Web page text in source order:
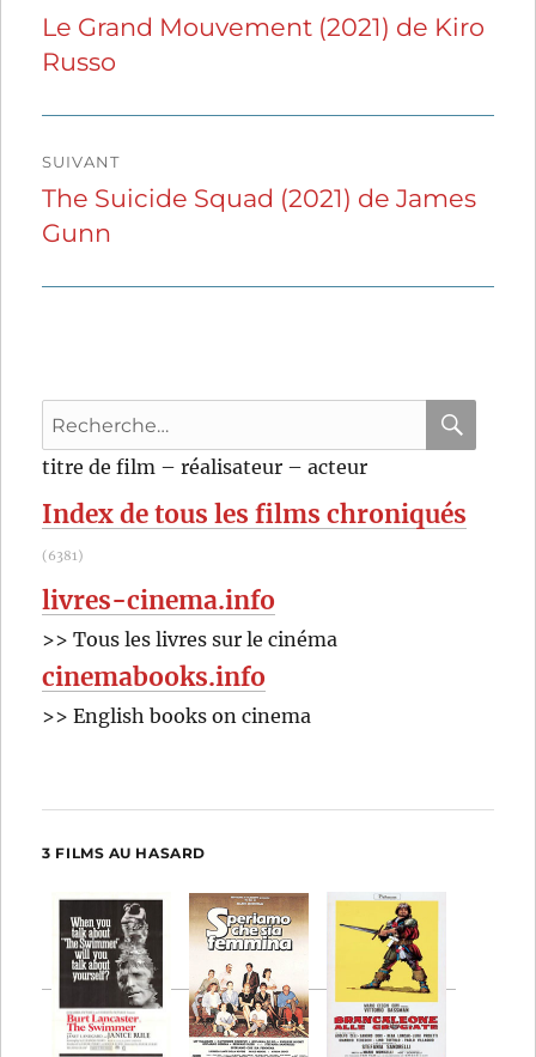
de
l’article
Publication
précédente :
Le Grand Mouvement (2021) de Kiro
Russo
SUIVANT
Publication
suivante :
The Suicide Squad (2021) de James
Gunn
Recherche
pour
titre de film – réalisateur – acteur
Index de tous les films chroniqués
(6381)
livres-cinema.info
>> Tous les livres sur le cinéma
cinemabooks.info
>> English books on cinema
3 FILMS AU HASARD